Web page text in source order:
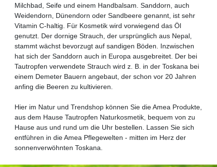
Milchbad, Seife und einem Handbalsam. Sanddorn, auch
Weidendorn, Dünendorn oder Sandbeere genannt, ist sehr
Vitamin C-haltig. Für Kosmetik wird vorwiegend das Öl
genutzt. Der dornige Strauch, der ursprünglich aus Nepal,
stammt wächst bevorzugt auf sandigen Böden. Inzwischen
hat sich der Sanddorn auch in Europa ausgebreitet. Der bei
Tautropfen verwendete Strauch wird z. B. in der Toskana bei
einem Demeter Bauern angebaut, der schon vor 20 Jahren
anfing die Beeren zu kultivieren.
Hier im Natur und Trendshop können Sie die Amea Produkte,
aus dem Hause Tautropfen Naturkosmetik, bequem von zu
Hause aus und rund um die Uhr bestellen. Lassen Sie sich
entführen in die Amea Pflegewelten - mitten im Herz der
sonnenverwöhnten Toskana.